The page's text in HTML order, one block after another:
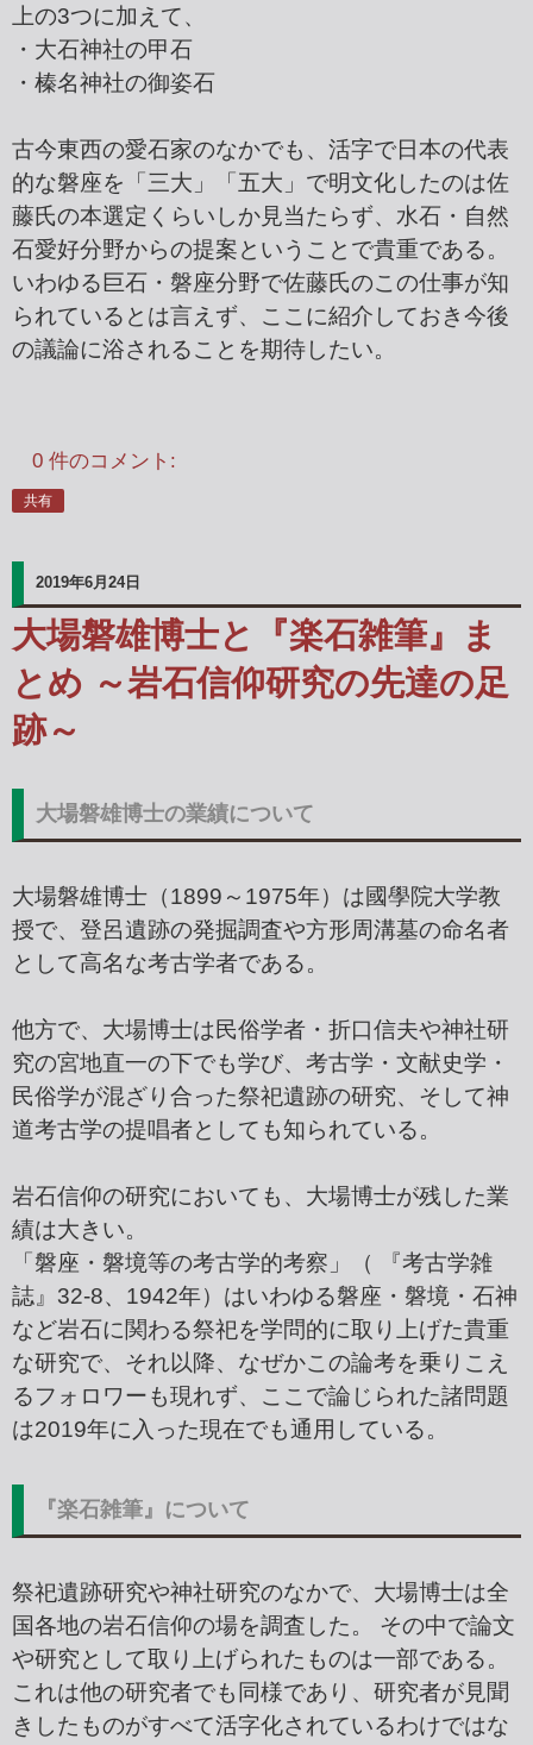
上の3つに加えて、
・大石神社の甲石
・榛名神社の御姿石
古今東西の愛石家のなかでも、活字で日本の代表
的な磐座を「三大」「五大」で明文化したのは佐
藤氏の本選定くらいしか見当たらず、水石・自然
石愛好分野からの提案ということで貴重である。
いわゆる巨石・磐座分野で佐藤氏のこの仕事が知
られているとは言えず、ここに紹介しておき今後
の議論に浴されることを期待したい。
0 件のコメント:
共有
2019年6月24日
大場磐雄博士と『楽石雑筆』ま
とめ ～岩石信仰研究の先達の足
跡～
大場磐雄博士の業績について
大場磐雄博士（1899～1975年）は國學院大学教
授で、登呂遺跡の発掘調査や方形周溝墓の命名者
として高名な考古学者である。
他方で、大場博士は民俗学者・折口信夫や神社研
究の宮地直一の下でも学び、考古学・文献史学・
民俗学が混ざり合った祭祀遺跡の研究、そして神
道考古学の提唱者としても知られている。
岩石信仰の研究においても、大場博士が残した業
績は大きい。
「磐座・磐境等の考古学的考察」（ 『考古学雑
誌』32-8、1942年）はいわゆる磐座・磐境・石神
など岩石に関わる祭祀を学問的に取り上げた貴重
な研究で、それ以降、なぜかこの論考を乗りこえ
るフォロワーも現れず、ここで論じられた諸問題
は2019年に入った現在でも通用している。
『楽石雑筆』について
祭祀遺跡研究や神社研究のなかで、大場博士は全
国各地の岩石信仰の場を調査した。 その中で論文
や研究として取り上げられたものは一部である。
これは他の研究者でも同様であり、研究者が見聞
きしたものがすべて活字化されているわけではな